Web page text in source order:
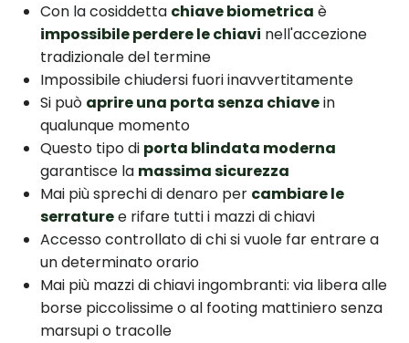
Con la cosiddetta chiave biometrica è
impossibile perdere le chiavi nell'accezione
tradizionale del termine
Impossibile chiudersi fuori inavvertitamente
Si può aprire una porta senza chiavein
qualunque momento
Questo tipo di porta blindata moderna
garantisce la massima sicurezza
Mai più sprechi di denaro per cambiare le
serraturee rifare tutti i mazzi di chiavi
Accesso controllato di chi si vuole far entrare a
un determinato orario
Mai più mazzi di chiavi ingombranti: via libera alle
borse piccolissime o al footing mattiniero senza
marsupi o tracolle